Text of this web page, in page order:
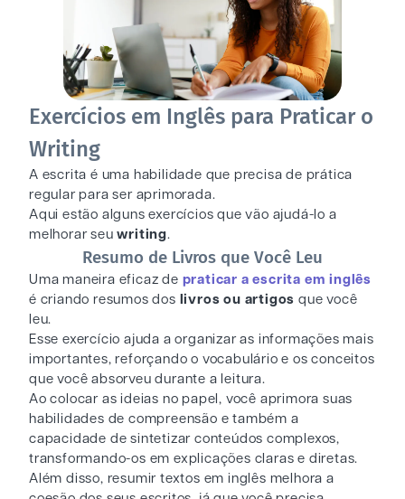
Exercícios em Inglês para Praticar o
Writing
A escrita é uma habilidade que precisa de prática
regular para ser aprimorada.
Aqui estão alguns exercícios que vão ajudá-lo a
melhorar seuwriting.
Resumo de Livros que Você Leu
Uma maneira eficaz de praticar a escrita em inglês
é criando resumos dos livros ou artigos que você
leu.
Esse exercício ajuda a organizar as informações mais
importantes, reforçando o vocabulário e os conceitos
que você absorveu durante a leitura.
Ao colocar as ideias no papel, você aprimora suas
habilidades de compreensão e também a
capacidade de sintetizar conteúdos complexos,
transformando-os em explicações claras e diretas.
Além disso, resumir textos em inglês melhora a